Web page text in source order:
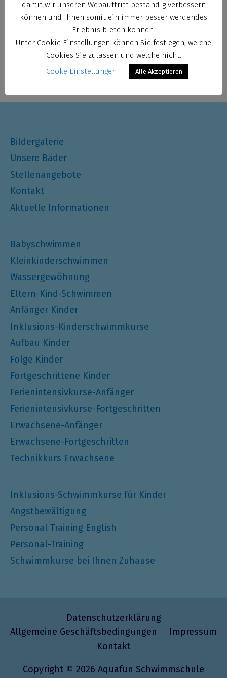
Meli
Bildergalerie
Unsere Bäder
Stellenangebote
Kontakt
Aktuelle Informationen
Babyschwimmen
Kleinkinderschwimmen
Wassergewöhnung
Eltern-Kind-Schwimmen
Anfänger Kinder
Inklusions-Kinderschwimmkurse
Aufbau Kinder
Folge Kinder
Fortgeschrittene Kinder
Ferienintensivkurse-Anfänger
Ferienintensivkurse-Fortgeschritten
Erwachsene-Anfänger
Erwachsene-Fortgeschritten
Technikkurs Erwachsene
Inklusions-Schwimmkurse für Kinder
Angstbewältigung
Personal Training English
Personal-Training
Schwimmkurse bei Ihnen Zuhause
Datenschutzerklärung
Allgemeine Geschäftsbedingungen
Impressum
Kontakt
Copyright © 2026 Aquafun Schwimmschule
damit wir unseren Webauftritt beständig verbessern
können und Ihnen somit ein immer besser werdendes
Erlebnis bieten können.
Unter Cookie Einstellungen können Sie festlegen, welche
Cookies Sie zulassen und welche nicht.
Cooke Einstellungen
Alle Akzeptieren